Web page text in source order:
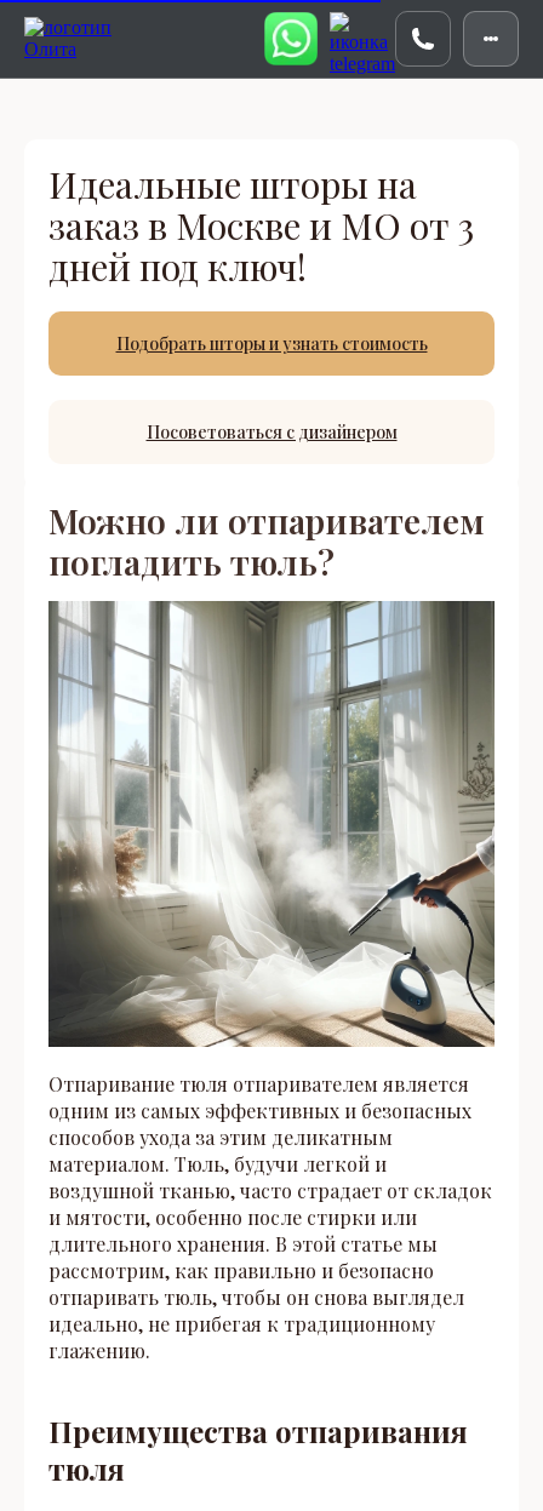
Можно ли отпаривателем
погладить тюль?
Отпаривание тюля отпаривателем является
одним из самых эффективных и безопасных
способов ухода за этим деликатным
материалом. Тюль, будучи легкой и
воздушной тканью, часто страдает от складок
и мятости, особенно после стирки или
длительного хранения. В этой статье мы
рассмотрим, как правильно и безопасно
отпаривать тюль, чтобы он снова выглядел
идеально, не прибегая к традиционному
глажению.
Преимущества отпаривания
тюля
Идеальные шторы на
заказ в Москве и МО от 3
дней под ключ!
Подобрать шторы и узнать стоимость
Посоветоваться с дизайнером